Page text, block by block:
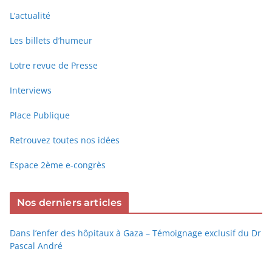
L’actualité
Les billets d’humeur
Lotre revue de Presse
Interviews
Place Publique
Retrouvez toutes nos idées
Espace 2ème e-congrès
Nos derniers articles
Dans l’enfer des hôpitaux à Gaza – Témoignage exclusif du Dr
Pascal André